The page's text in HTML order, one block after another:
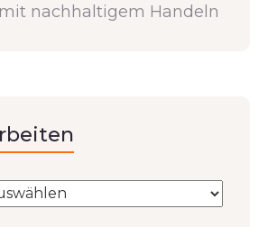
nachhaltigem Handeln